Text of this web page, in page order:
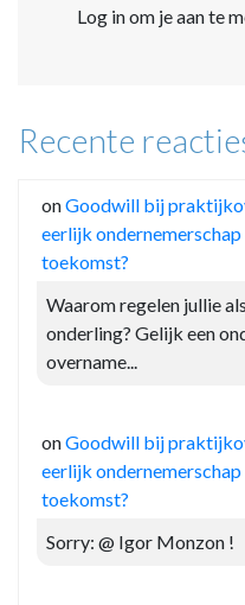
Log in om je aan te
Recente
onGoodwill bij
eerlijk
toekomst?
Waarom regelen jullie
onderling? Gelijk een
overname...
onGoodwill bij
eerlijk
toekomst?
Sorry: @ Igor Monzon !